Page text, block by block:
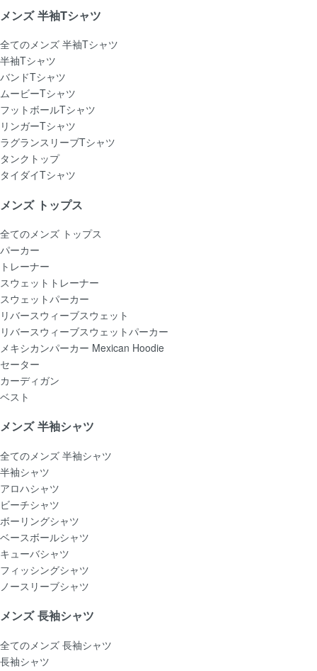
メンズ 半袖Tシャツ
全てのメンズ 半袖Tシャツ
半袖Tシャツ
バンドTシャツ
ムービーTシャツ
フットボールTシャツ
リンガーTシャツ
ラグランスリーブTシャツ
タンクトップ
タイダイTシャツ
メンズ トップス
全てのメンズ トップス
パーカー
トレーナー
スウェットトレーナー
スウェットパーカー
リバースウィーブスウェット
リバースウィーブスウェットパーカー
メキシカンパーカー Mexican Hoodie
セーター
カーディガン
ベスト
メンズ 半袖シャツ
全てのメンズ 半袖シャツ
半袖シャツ
アロハシャツ
ビーチシャツ
ボーリングシャツ
ベースボールシャツ
キューバシャツ
フィッシングシャツ
ノースリーブシャツ
メンズ 長袖シャツ
全てのメンズ 長袖シャツ
長袖シャツ